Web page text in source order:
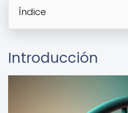
Índice
Introducción